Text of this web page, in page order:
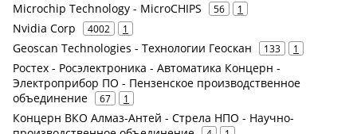
Microchip Technology - MicroCHIPS 56 1
Nvidia Corp 4002 1
Geoscan Technologies - Технологии Геоскан 133 1
Ростех - Росэлектроника - Автоматика Концерн -
Электроприбор ПО - Пензенское производственное
объединение
67 1
Концерн ВКО Алмаз-Антей - Стрела НПО - Научно-